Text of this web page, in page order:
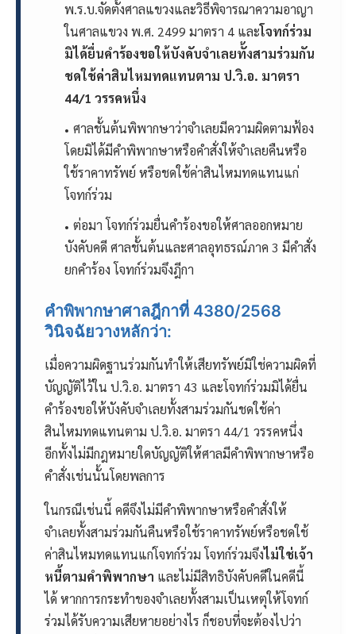
พ.ร.บ.จัดตั้งศาลแขวงและวิธีพิจารณาความอาญา
ในศาลแขวง พ.ศ. 2499 มาตรา 4 และโจทก์ร่วม
มิได้ยื่นคำร้องขอให้บังคับจำเลยทั้งสามร่วมกัน
ชดใช้ค่าสินไหมทดแทนตาม ป.วิ.อ. มาตรา
44/1 วรรคหนึ่ง
ศาลชั้นต้นพิพากษาว่าจำเลยมีความผิดตามฟ้อง
โดยมิได้มีคำพิพากษาหรือคำสั่งให้จำเลยคืนหรือ
ใช้ราคาทรัพย์ หรือชดใช้ค่าสินไหมทดแทนแก่
โจทก์ร่วม
ต่อมา โจทก์ร่วมยื่นคำร้องขอให้ศาลออกหมาย
บังคับคดี ศาลชั้นต้นและศาลอุทธรณ์ภาค 3 มีคำสั่ง
ยกคำร้อง โจทก์ร่วมจึงฎีกา
คำพิพากษาศาลฎีกาที่ 4380/2568
วินิจฉัยวางหลักว่า:
เมื่อความผิดฐานร่วมกันทำให้เสียทรัพย์มิใช่ความผิดที่
บัญญัติไว้ใน ป.วิ.อ. มาตรา 43 และโจทก์ร่วมมิได้ยื่น
คำร้องขอให้บังคับจำเลยทั้งสามร่วมกันชดใช้ค่า
สินไหมทดแทนตาม ป.วิ.อ. มาตรา 44/1 วรรคหนึ่ง
อีกทั้งไม่มีกฎหมายใดบัญญัติให้ศาลมีคำพิพากษาหรือ
คำสั่งเช่นนั้นโดยพลการ
ในกรณีเช่นนี้ คดีจึงไม่มีคำพิพากษาหรือคำสั่งให้
จำเลยทั้งสามร่วมกันคืนหรือใช้ราคาทรัพย์หรือชดใช้
ค่าสินไหมทดแทนแก่โจทก์ร่วม โจทก์ร่วมจึงไม่ใช่เจ้า
หนี้ตามคำพิพากษา และไม่มีสิทธิบังคับคดีในคดีนี้
ได้ หากการกระทำของจำเลยทั้งสามเป็นเหตุให้โจทก์
ร่วมได้รับความเสียหายอย่างไร ก็ชอบที่จะต้องไปว่า